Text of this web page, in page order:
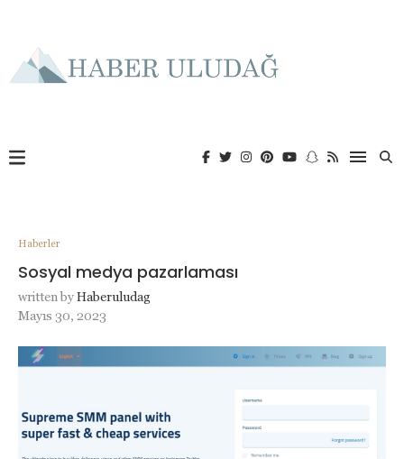
Haberler
Sosyal medya pazarlaması
written byHaberuludag
Mayıs 30, 2023